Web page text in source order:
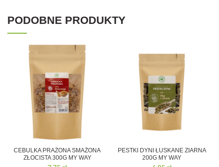
PODOBNE PRODUKTY
CEBULKA PRAŻONA SMAŻONA
ZŁOCISTA 300G MY WAY
PESTKI DYNI ŁUSKANE ZIARNA
200G MY WAY